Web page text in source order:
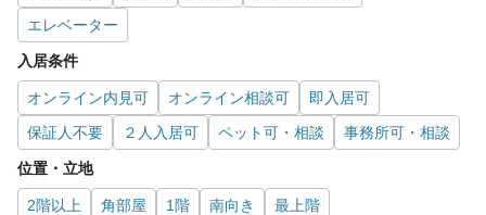
エレベーター
入居条件
オンライン内見可 オンライン相談可
即入居可
保証人不要
２人入居可 ペット可・相談 事務所可・相談
位置・立地
2階以上 角部屋 1階 南向き 最上階